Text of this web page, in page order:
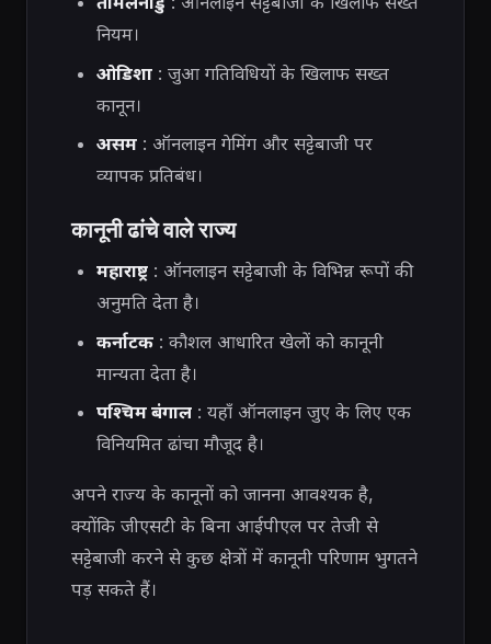
नियम।
ओडिशा: जुआ गतिविधियों के खिलाफ सख्त
कानून।
असम: ऑनलाइन गेमिंग और सट्टेबाजी पर
व्यापक प्रतिबंध।
कानूनी ढांचे वाले राज्य
महाराष्ट्र: ऑनलाइन सट्टेबाजी के विभिन्न रूपों की
अनुमति देता है।
कर्नाटक: कौशल आधारित खेलों को कानूनी
मान्यता देता है।
पश्चिम बंगाल: यहाँ ऑनलाइन जुए के लिए एक
विनियमित ढांचा मौजूद है।
अपने राज्य के कानूनों को जानना आवश्यक है,
क्योंकि जीएसटी के बिना आईपीएल पर तेजी से
सट्टेबाजी करने से कुछ क्षेत्रों में कानूनी परिणाम भुगतने
पड़ सकते हैं।